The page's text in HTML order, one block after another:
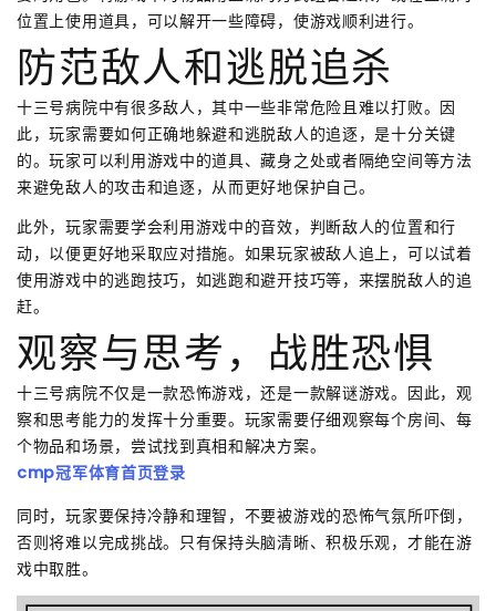
位置上使用道具，可以解开一些障碍，使游戏顺利进行。
防范敌人和逃脱追杀
十三号病院中有很多敌人，其中一些非常危险且难以打败。因
此，玩家需要如何正确地躲避和逃脱敌人的追逐，是十分关键
的。玩家可以利用游戏中的道具、藏身之处或者隔绝空间等方法
来避免敌人的攻击和追逐，从而更好地保护自己。
此外，玩家需要学会利用游戏中的音效，判断敌人的位置和行
动，以便更好地采取应对措施。如果玩家被敌人追上，可以试着
使用游戏中的逃跑技巧，如逃跑和避开技巧等，来摆脱敌人的追
赶。
观察与思考，战胜恐惧
十三号病院不仅是一款恐怖游戏，还是一款解谜游戏。因此，观
察和思考能力的发挥十分重要。玩家需要仔细观察每个房间、每
个物品和场景，尝试找到真相和解决方案。
cmp冠军体育首页登录
同时，玩家要保持冷静和理智，不要被游戏的恐怖气氛所吓倒，
否则将难以完成挑战。只有保持头脑清晰、积极乐观，才能在游
戏中取胜。